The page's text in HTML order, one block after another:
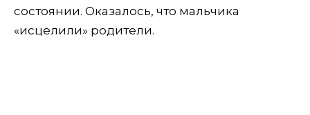
состоянии. Оказалось, что мальчика
«исцелили» родители.